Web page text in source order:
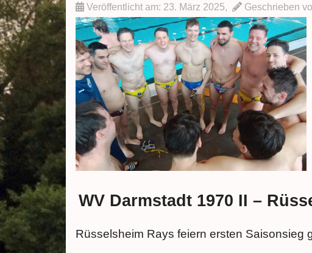
Veröffentlicht am: 23. März 2025, Geschrieben
WV Darmstadt 1970 II –
Rüsselsheim Rays feiern ersten Saisonsieg